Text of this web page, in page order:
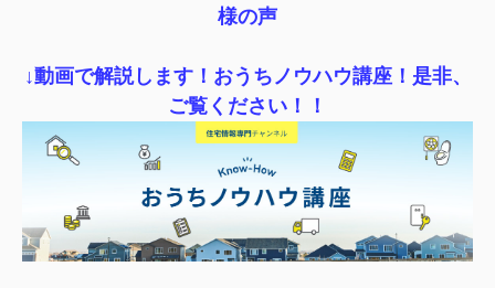
様の声
↓動画で解説します！おうちノウハウ講座！是非、
ご覧ください！！